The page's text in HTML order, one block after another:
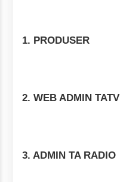
1. PRODUSER
2.WEB ADMIN TATV
3.ADMIN TA RADIO